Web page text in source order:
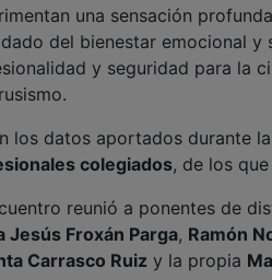
una sensación
del bienestar emocional
y seguridad para la
los datos aportados durante
colegiados, de los que
reunió a ponentes de
Jesús Froxán Parga, Ramón
Carrasco Ruiz y la propia